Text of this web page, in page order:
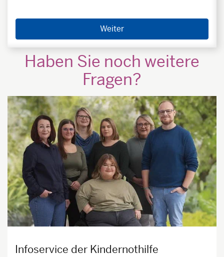
Weiter
Haben Sie noch weitere
Fragen?
Infoservice der Kindernothilfe